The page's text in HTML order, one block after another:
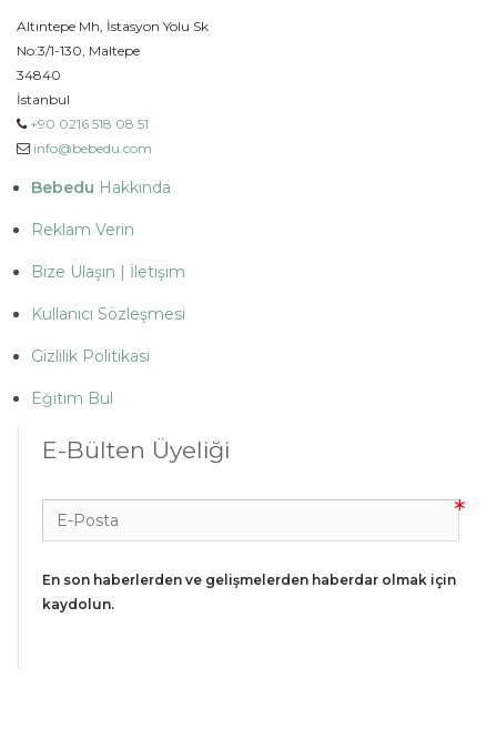
Altıntepe Mh, İstasyon Yolu Sk
No:3/1-130, Maltepe
34840
İstanbul
+90 0216 518 08 51
info@bebedu.com
Bebedu Hakkında
Reklam Verin
Bize Ulaşın | İletişim
Kullanıcı Sözleşmesi
Gizlilik Politikası
Eğitim Bul
E-Bülten Üyeliği
En son haberlerden ve gelişmelerden haberdar olmak için
kaydolun.